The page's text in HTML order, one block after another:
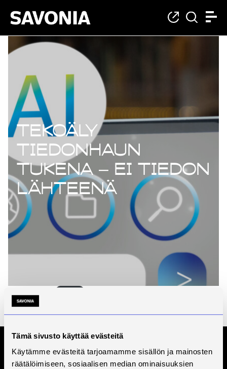
Tämä sivusto käyttää evästeitä
Käytämme evästeitä tarjoamamme sisällön ja mainosten
räätälöimiseen, sosiaalisen median ominaisuuksien
Tekoäly
tiedonhaun
tukena – ei tiedon
lähteenä
Kirjasto
LueSavonia-artikkeli.
Tilaa Savonian uutiskirje